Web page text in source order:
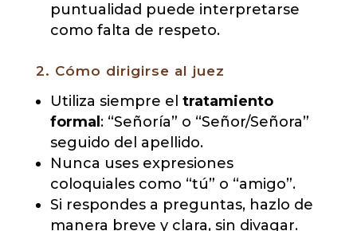
puntualidad puede interpretarse
como falta de respeto.
2. Cómo dirigirse al juez
Utiliza siempre el tratamiento
formal : “Señoría” o “Señor/Señora”
seguido del apellido.
Nunca uses expresiones
coloquiales como “tú” o “amigo”.
Si respondes a preguntas, hazlo de
manera breve y clara, sin divagar.